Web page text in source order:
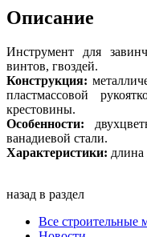
Описание
Инструмент для
винтов, гвоздей.
Конструкция:
пластмассовой
крестовины.
Особенности:
ванадиевой стали.
Характеристики: длина
назад в раздел
Все строительные